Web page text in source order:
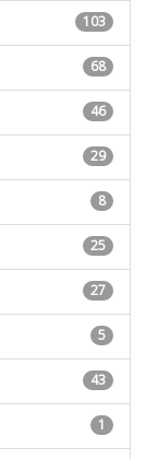
103
68
46
29
8
25
27
5
43
1